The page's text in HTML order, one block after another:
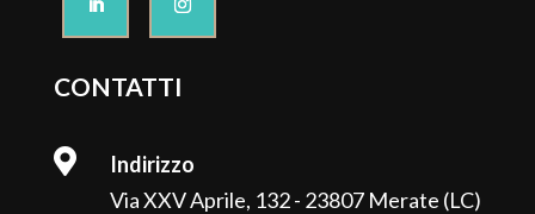
CONTATTI

Indirizzo
Via XXV Aprile, 132 - 23807 Merate (LC)